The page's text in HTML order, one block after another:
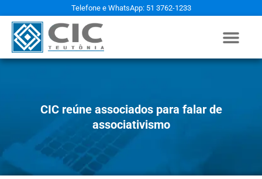
Telefone e WhatsApp: 51 3762-1233
CIC reúne associados para falar de
associativismo